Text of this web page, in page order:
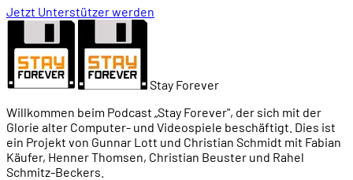
Jetzt Unterstützer werden
Stay Forever
Willkommen beim Podcast „Stay Forever", der sich mit der
Glorie alter Computer- und Videospiele beschäftigt. Dies ist
ein Projekt von Gunnar Lott und Christian Schmidt mit Fabian
Käufer, Henner Thomsen, Christian Beuster und Rahel
Schmitz-Beckers.